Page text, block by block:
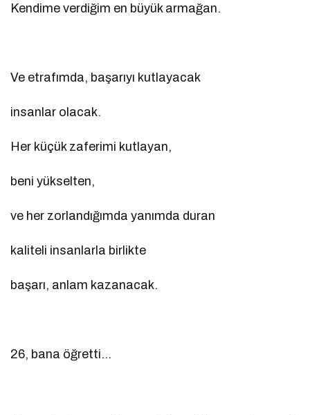
Kendime verdiğim en büyük armağan.
Ve etrafımda, başarıyı kutlayacak
insanlar olacak.
Her küçük zaferimi kutlayan,
beni yükselten,
ve her zorlandığımda yanımda duran
kaliteli insanlarla birlikte
başarı, anlam kazanacak.
26, bana öğretti…